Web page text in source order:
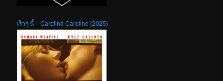
เร็วๆ นี้ – Carolina Caroline (2025)